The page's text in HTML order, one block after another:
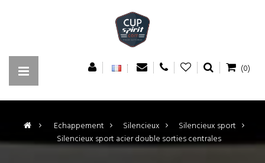
(0)
> Echappement > Silencieux >
Silencieux sport
Silencieux sport acier double sorties centrales